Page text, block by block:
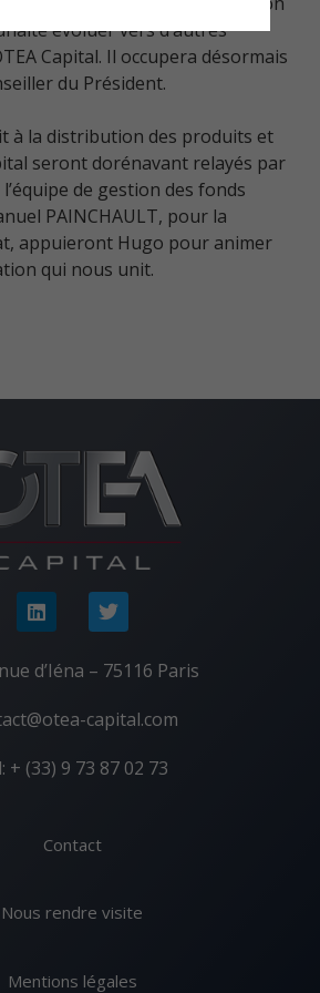
évoluer vers d’autres
Capital. Il occupera désormais
du Président.
à la distribution des produits et
seront dorénavant relayés par
de gestion des fonds
PAINCHAULT, pour la
appuieront Hugo pour animer
qui nous unit.
d’Iéna – 75116 Paris
capital.com
+ (33) 9 73 87 02 73
Contact
Nous rendre visite
Mentions légales